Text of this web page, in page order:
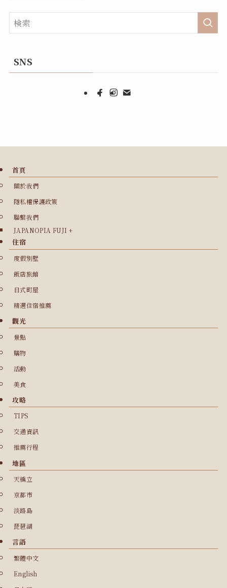
SNS
首頁
關於我們
隱私權保護政策
聯繫我們
JAPANOPIA FUJI +
住宿
度假別墅
飯店旅館
日式町屋
精選住宿推薦
觀光
景點
購物
活動
美食
攻略
TIPS
交通資訊
推薦行程
地區
天橋立
京都市
淡路島
琵琶湖
言語
繁體中文
English